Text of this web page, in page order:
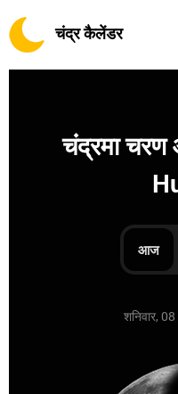
चंद्र कैलेंडर
चंद्रमा
आज
शनिवार,